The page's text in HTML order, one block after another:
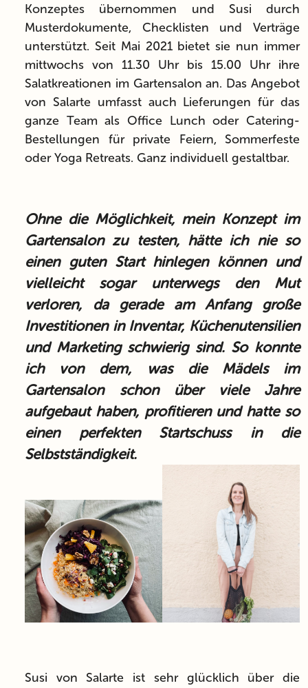
Konzeptes übernommen und Susi durch
Musterdokumente, Checklisten und Verträge
unterstützt. Seit Mai 2021 bietet sie nun immer
mittwochs von 11.30 Uhr bis 15.00 Uhr ihre
Salatkreationen im Gartensalon an. Das Angebot
von Salarte umfasst auch Lieferungen für das
ganze Team als Office Lunch oder Catering-
Bestellungen für private Feiern, Sommerfeste
oder Yoga Retreats. Ganz individuell gestaltbar.
Ohne die Möglichkeit, mein Konzept im
Gartensalon zu testen, hätte ich nie so
einen guten Start hinlegen können und
vielleicht sogar unterwegs den Mut
verloren, da gerade am Anfang große
Investitionen in Inventar, Küchenutensilien
und Marketing schwierig sind. So konnte
ich von dem, was die Mädels im
Gartensalon schon über viele Jahre
aufgebaut haben, profitieren und hatte so
einen perfekten Startschuss in die
Selbstständigkeit.
Susi von Salarte ist sehr glücklich über die